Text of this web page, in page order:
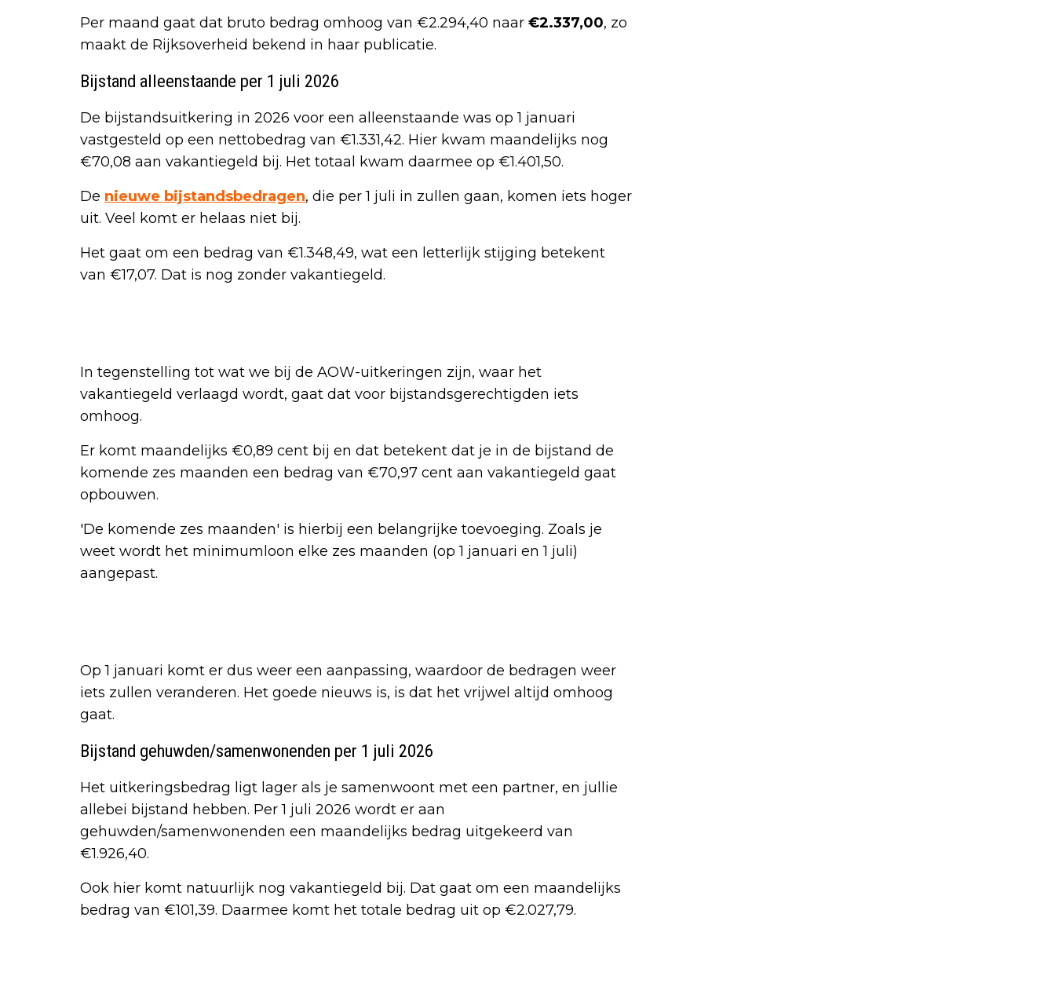
Per maand gaat dat bruto bedrag omhoog van €2.294,40 naar €2.337,00, zo
maakt de Rijksoverheid bekend in haar publicatie.
Bijstand alleenstaande per 1 juli 2026
De bijstandsuitkering in 2026 voor een alleenstaande was op 1 januari
vastgesteld op een nettobedrag van €1.331,42. Hier kwam maandelijks nog
€70,08 aan vakantiegeld bij. Het totaal kwam daarmee op €1.401,50.
De nieuwe bijstandsbedragen, die per 1 juli in zullen gaan, komen iets hoger
uit. Veel komt er helaas niet bij.
Het gaat om een bedrag van €1.348,49, wat een letterlijk stijging betekent
van €17,07. Dat is nog zonder vakantiegeld.
In tegenstelling tot wat we bij de AOW-uitkeringen zijn, waar het
vakantiegeld verlaagd wordt, gaat dat voor bijstandsgerechtigden iets
omhoog.
Er komt maandelijks €0,89 cent bij en dat betekent dat je in de bijstand de
komende zes maanden een bedrag van €70,97 cent aan vakantiegeld gaat
opbouwen.
'De komende zes maanden' is hierbij een belangrijke toevoeging. Zoals je
weet wordt het minimumloon elke zes maanden (op 1 januari en 1 juli)
aangepast.
Op 1 januari komt er dus weer een aanpassing, waardoor de bedragen weer
iets zullen veranderen. Het goede nieuws is, is dat het vrijwel altijd omhoog
gaat.
Bijstand gehuwden/samenwonenden per 1 juli 2026
Het uitkeringsbedrag ligt lager als je samenwoont met een partner, en jullie
allebei bijstand hebben. Per 1 juli 2026 wordt er aan
gehuwden/samenwonenden een maandelijks bedrag uitgekeerd van
€1.926,40.
Ook hier komt natuurlijk nog vakantiegeld bij. Dat gaat om een maandelijks
bedrag van €101,39. Daarmee komt het totale bedrag uit op €2.027,79.